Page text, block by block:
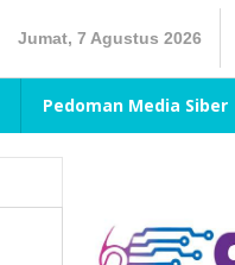
Jumat, 7 Agustus 2026
Pedoman Media Siber